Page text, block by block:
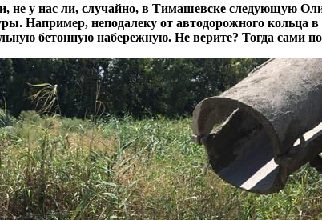
не у нас ли, случайно, в Тимашевске следующую
Например, неподалеку от автодорожного
бетонную набережную. Не верите? Тогда сами